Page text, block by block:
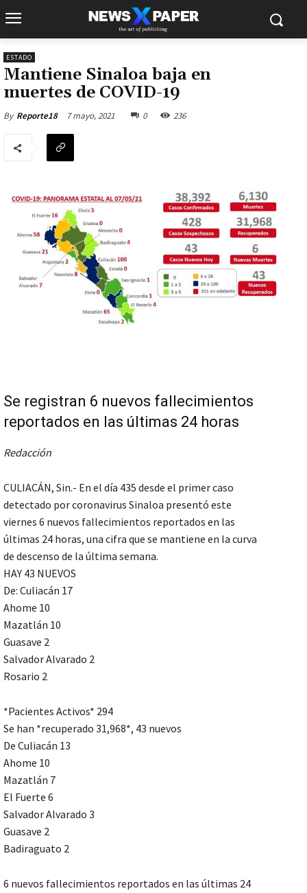
ESTADO
Mantiene Sinaloa baja en
muertes de COVID-19
By Reporte18 7 mayo, 2021 0 236
Se registran 6 nuevos fallecimientos
reportados en las últimas 24 horas
Redacción
CULIACÁN, Sin.- En el día 435 desde el primer caso
detectado por coronavirus Sinaloa presentó este
viernes 6 nuevos fallecimientos reportados en las
últimas 24 horas, una cifra que se mantiene en la curva
de descenso de la última semana.
HAY 43 NUEVOS
De: Culiacán 17
Ahome 10
Mazatlán 10
Guasave 2
Salvador Alvarado 2
Rosario 2
*Pacientes Activos* 294
Se han *recuperado 31,968*, 43 nuevos
De Culiacán 13
Ahome 10
Mazatlán 7
El Fuerte 6
Salvador Alvarado 3
Guasave 2
Badiraguato 2
6 nuevos fallecimientos reportados en las últimas 24